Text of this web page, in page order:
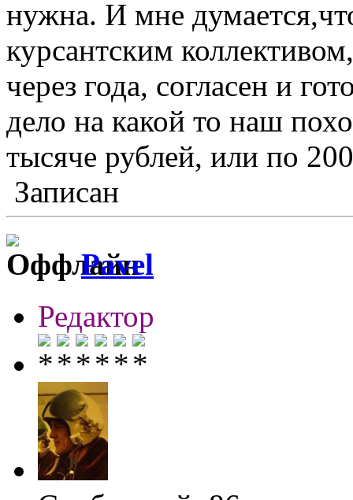
нужна. И мне
курсантским
через года, согласен и
дело на какой то наш
тысяче рублей, или по
Записан
Pavel
Редактор